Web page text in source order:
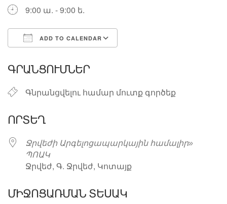
9:00 ա. - 9:00 ե.
ADD TO CALENDAR
ԳՐԱՆՑՈՒՄՆԵՐ
Գնրանցվելու համար մուտք գործեք
ՈՐՏԵՂ
Ջրվեժի Արգելոցապարկային համալիր»
ՊՈԱԿ
Ջրվեժ, Գ. Ջրվեժ, Կոտայք
ՄԻՋՈՑԱՌՄԱՆ ՏԵՍԱԿ